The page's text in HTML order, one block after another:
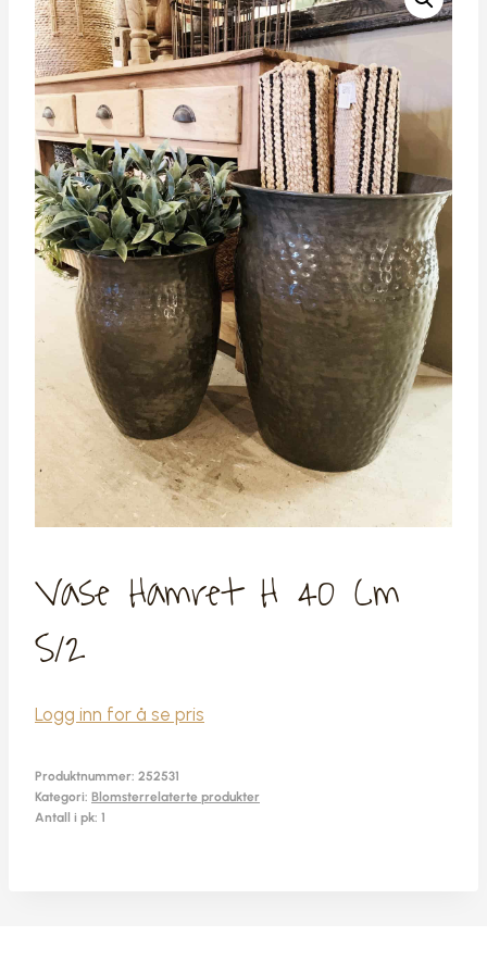
Vase Hamret H 40 Cm
S/2
Logg inn for å se pris
Produktnummer: 252531
Kategori: Blomsterrelaterte produkter
Antall i pk: 1